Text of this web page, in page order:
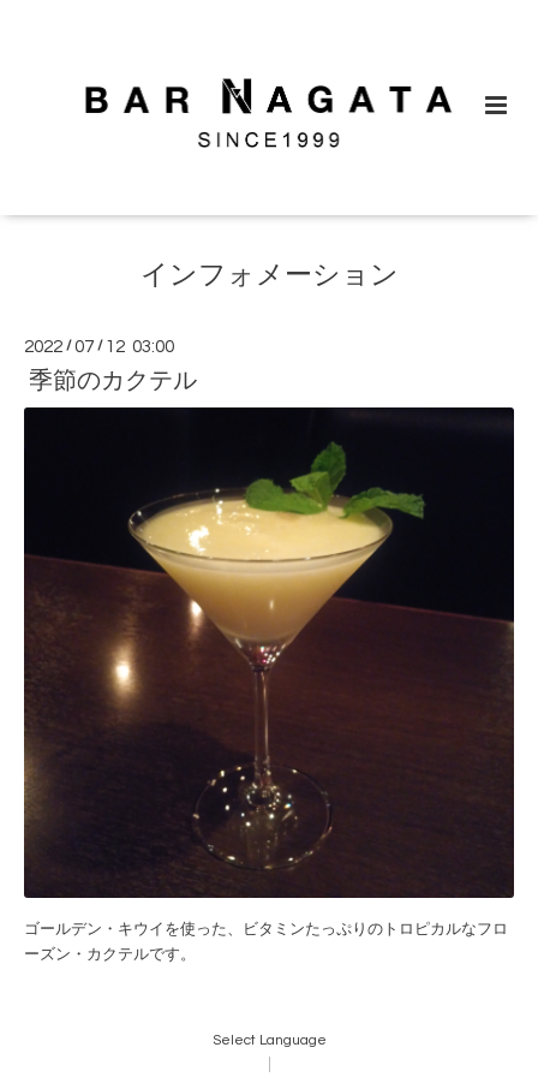
インフォメーション
2022 /07 / 12 03:00
季節のカクテル
ゴールデン・キウイを使った、ビタミンたっぷりのトロピカルなフロ
ーズン・カクテルです。
Select Language